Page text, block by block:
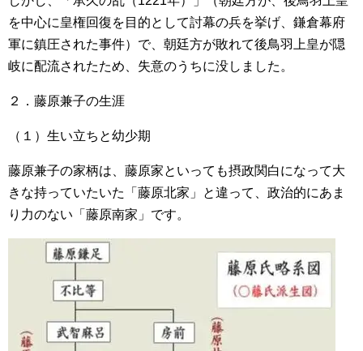
を中心に皇権回復を目的として討幕の兵を挙げ、鎌倉幕府
軍に鎮圧された事件）で、朝廷方が敗れて後鳥羽上皇が隠
岐に配流されたため、失意のうちに没しました。
２．藤原兼子の生涯
（１）生い立ちと幼少期
藤原兼子の家柄は、藤原家といっても摂政関白になって大
きな持っていたいた「藤原北家」と違って、政治的にあま
り力のない「藤原南家」です。